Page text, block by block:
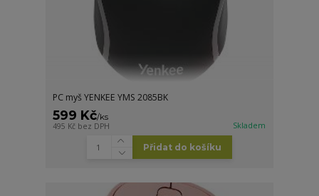
PC myš YENKEE YMS 2085BK
599 Kč/ks
495 Kč bez DPH Skladem
Přidat do košíku